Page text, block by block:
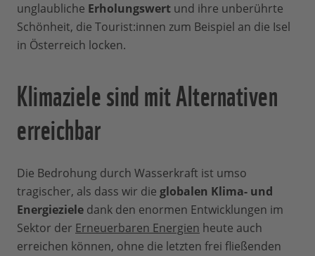
unglaubliche Erholungswert und ihre unberührte
Schönheit, die Tourist:innen zum Beispiel an die Isel
in Österreich locken.
Klimaziele sind mit Alternativen
erreichbar
Die Bedrohung durch Wasserkraft ist umso
tragischer, als dass wir die globalen Klima- und
Energieziele dank den enormen Entwicklungen im
Sektor der Erneuerbaren Energien heute auch
erreichen können, ohne die letzten frei fließenden